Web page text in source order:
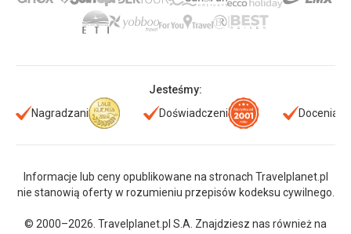
Jesteśmy:
Nagradzani
Doświadczeni Doceniani
Informacje lub ceny opublikowane na stronach Travelplanet.pl
nie stanowią oferty w rozumieniu przepisów kodeksu cywilnego.
© 2000–2026. Travelplanet.pl S.A. Znajdziesz nas również na